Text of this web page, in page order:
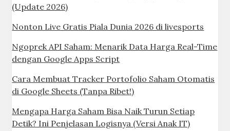
(Update 2026)
Nonton Live Gratis Piala Dunia 2026 di livesports
Ngoprek API Saham: Menarik Data Harga Real-Time
dengan Google Apps Script
Cara Membuat Tracker Portofolio Saham Otomatis
di Google Sheets (Tanpa Ribet!)
Mengapa Harga Saham Bisa Naik Turun Setiap
Detik? Ini Penjelasan Logisnya (Versi Anak IT)